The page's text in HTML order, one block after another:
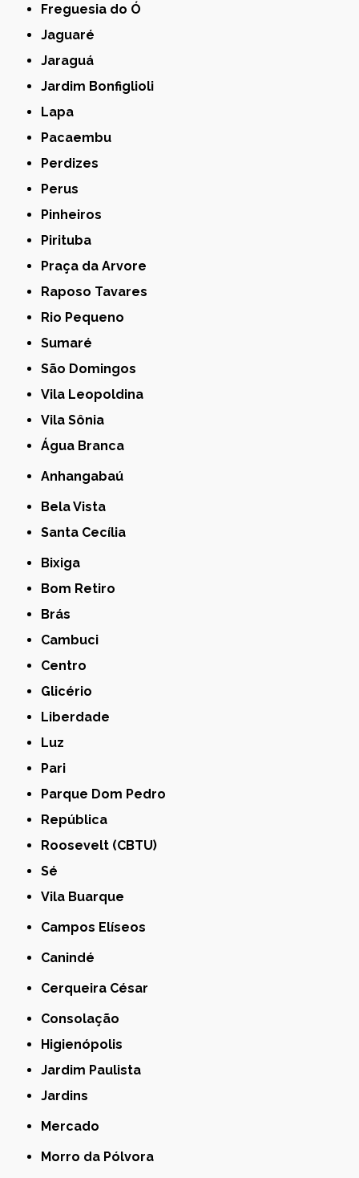
Freguesia do Ó
Jaguaré
Jaraguá
Jardim Bonfiglioli
Lapa
Pacaembu
Perdizes
Perus
Pinheiros
Pirituba
Praça da Arvore
Raposo Tavares
Rio Pequeno
Sumaré
São Domingos
Vila Leopoldina
Vila Sônia
Água Branca
Anhangabaú
Bela Vista
Santa Cecília
Bixiga
Bom Retiro
Brás
Cambuci
Centro
Glicério
Liberdade
Luz
Pari
Parque Dom Pedro
República
Roosevelt (CBTU)
Sé
Vila Buarque
Campos Elíseos
Canindé
Cerqueira César
Consolação
Higienópolis
Jardim Paulista
Jardins
Mercado
Morro da Pólvora